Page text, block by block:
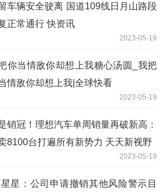
车辆安全驶离 国道109线日月山路段
正常通行 快资讯
2023-05-19
你当情敌你却想上我糖心汤圆_我把
情敌你却想上我|全球快看
2023-05-19
销冠！理想汽车单周销量再破新高：
8100台打遍所有新势力 天天新视野
2023-05-19
星：公司申请撤销其他风险警示目